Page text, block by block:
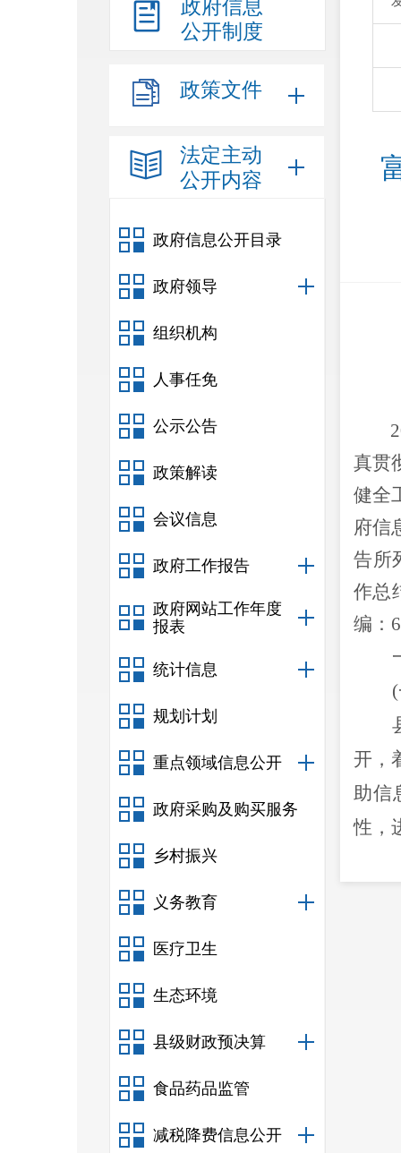
政府信息
公开制度
政策文件
法定主动
公开内容
政府信息公开目录
政府领导
组织机构
人事任免
公示公告
政策解读
会议信息
政府工作报告
政府网站工作年度
报表
统计信息
规划计划
重点领域信息公开
政府采购及购买服务
乡村振兴
义务教育
医疗卫生
生态环境
县级财政预决算
食品药品监管
减税降费信息公开
真贯
健全
府信
告所
作总
编：
(
开，
助信
性，